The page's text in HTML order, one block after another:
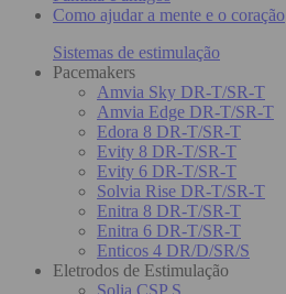
Como ajudar a mente e o coração
Sistemas de estimulação
Pacemakers
Amvia Sky DR-T/SR-T
Amvia Edge DR-T/SR-T
Edora 8 DR-T/SR-T
Evity 8 DR-T/SR-T
Evity 6 DR-T/SR-T
Solvia Rise DR-T/SR-T
Enitra 8 DR-T/SR-T
Enitra 6 DR-T/SR-T
Enticos 4 DR/D/SR/S
Eletrodos de Estimulação
Solia CSP S